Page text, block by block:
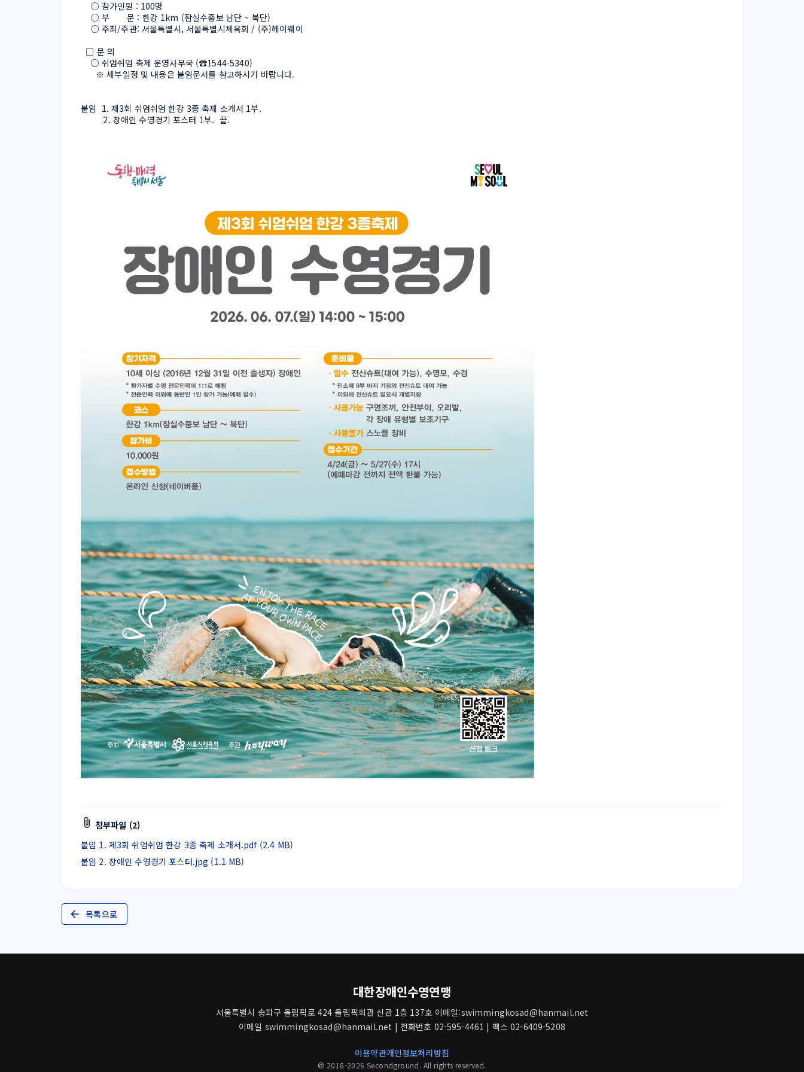
    ○ 참가인원 : 100명
    ○ 부       문 : 한강 1km (잠실수중보 남단 ~ 북단)
    ○ 주최/주관: 서울특별시, 서울특별시체육회 / (주)헤이웨이
  □ 문 의
    ○ 쉬엄쉬엄 축제 운영사무국 (☎1544-5340)
      ※ 세부일정 및 내용은 붙임문서를 참고하시기 바랍니다.
붙임  1. 제3회 쉬엄쉬엄 한강 3종 축제 소개서 1부.
         2. 장애인 수영경기 포스터 1부.  끝.
첨부파일 (2)
붙임 1. 제3회 쉬엄쉬엄 한강 3종 축제 소개서.pdf (2.4 MB)
붙임 2. 장애인 수영경기 포스터.jpg (1.1 MB)
목록으로
대한장애인수영연맹
서울특별시 송파구 올림픽로 424 올림픽회관 신관 1층 137호 이메일:swimmingkosad@hanmail.net
이메일 swimmingkosad@hanmail.net | 전화번호 02-595-4461 | 팩스 02-6409-5208
이용약관개인정보처리방침
© 2018-2026 Secondground. All rights reserved.